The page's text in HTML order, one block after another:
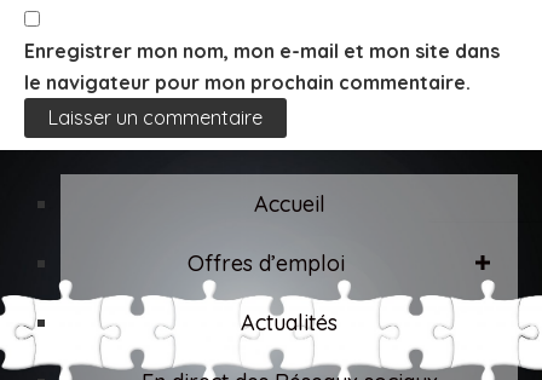
Enregistrer mon nom, mon e-mail et mon site dans
le navigateur pour mon prochain commentaire.
Accueil
Offres d’emploi
Actualités